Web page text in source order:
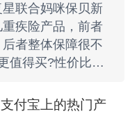
联合妈咪保贝新
疾险产品，前者
者整体保障很不
值得买?性价比更
付宝上的热门产